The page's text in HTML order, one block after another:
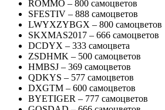
ROMMO – 800 самоцветов
SFESTIV – 888 самоцветов
LWYXZYBGX – 800 самоцветов
SKXMAS2017 – 666 самоцветов
DCDYX – 333 самоцвета
ZSDHMK – 500 самоцветов
HMBSJ – 369 самоцветов
QDKYS – 577 самоцветов
DXGTM – 600 самоцветов
BYETIGER – 777 самоцветов